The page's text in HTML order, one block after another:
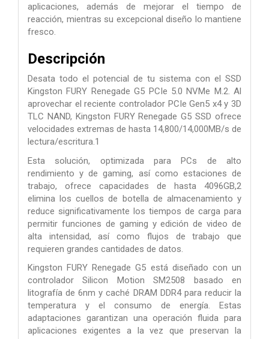
aplicaciones, además de mejorar el tiempo de
reacción, mientras su excepcional diseño lo mantiene
fresco.
Descripción
Desata todo el potencial de tu sistema con el SSD
Kingston FURY Renegade G5 PCIe 5.0 NVMe M.2. Al
aprovechar el reciente controlador PCIe Gen5 x4 y 3D
TLC NAND, Kingston FURY Renegade G5 SSD ofrece
velocidades extremas de hasta 14,800/14,000MB/s de
lectura/escritura.1
Esta solución, optimizada para PCs de alto
rendimiento y de gaming, así como estaciones de
trabajo, ofrece capacidades de hasta 4096GB,2
elimina los cuellos de botella de almacenamiento y
reduce significativamente los tiempos de carga para
permitir funciones de gaming y edición de video de
alta intensidad, así como flujos de trabajo que
requieren grandes cantidades de datos.
Kingston FURY Renegade G5 está diseñado con un
controlador Silicon Motion SM2508 basado en
litografía de 6nm y caché DRAM DDR4 para reducir la
temperatura y el consumo de energía. Estas
adaptaciones garantizan una operación fluida para
aplicaciones exigentes a la vez que preservan la